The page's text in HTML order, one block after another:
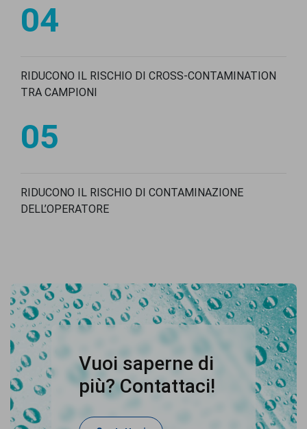
04
RIDUCONO IL RISCHIO DI CROSS-CONTAMINATION
TRA CAMPIONI
05
RIDUCONO IL RISCHIO DI CONTAMINAZIONE
DELL’OPERATORE
Vuoi saperne di
più? Contattaci!